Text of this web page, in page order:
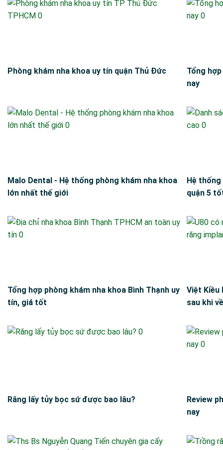
Phòng khám nha khoa uy tín quận Thủ Đức
Tổng
nay
Malo Dental - Hệ thống phòng khám nha khoa
lớn nhất thế giới
Hệ
quận 5
Tổng hợp phòng khám nha khoa Bình Thạnh uy
tín, giá tốt
Việt Kiều
sau khi
Răng lấy tủy bọc sứ được bao lâu?
Review
nay